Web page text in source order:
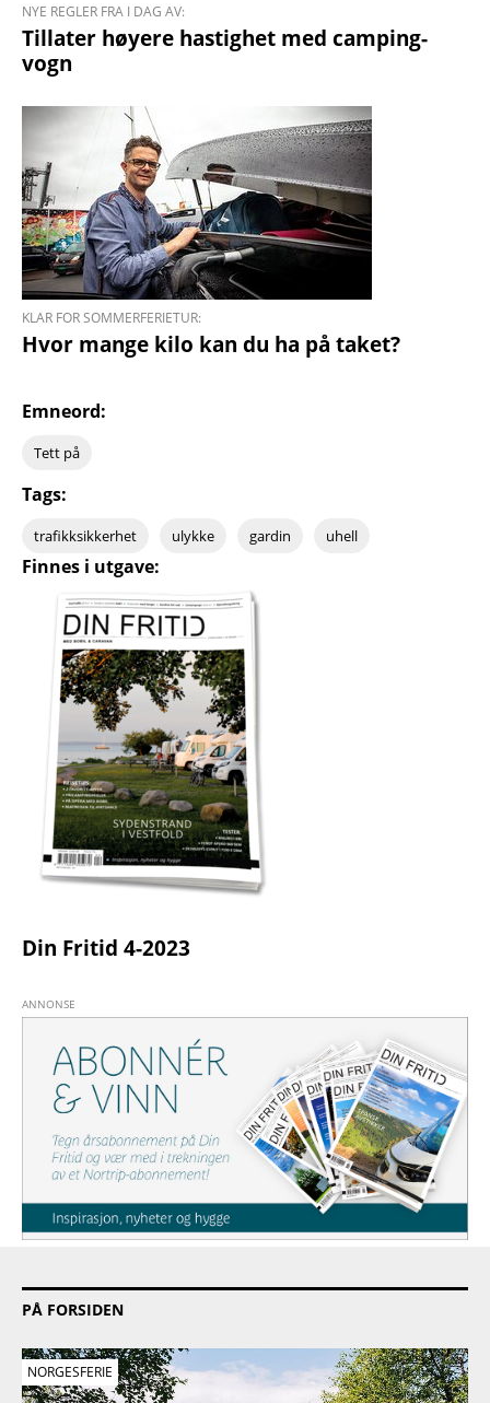
NYE REGLER FRA I DAG AV:
Tillater høyere hastig­het med camping­
vogn
KLAR FOR SOMMERFERIETUR:
Hvor mange kilo kan du ha på taket?
Emneord:
Tett på
Tags:
trafikksikkerhet ulykke gardin uhell
Finnes i utgave:
Din Fritid 4-2023
PÅ FORSIDEN
NORGESFERIE